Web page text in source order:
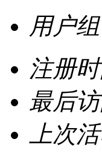
用户组
注册
最后
上次